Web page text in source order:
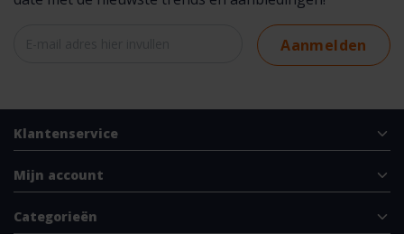
Aanmelden
Klantenservice
Mijn account
Categorieën